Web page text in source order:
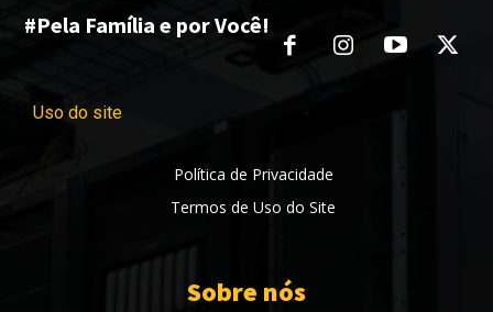
#Pela Família e por Você!
Uso do site
Política de Privacidade
Termos de Uso do Site
Sobre nós